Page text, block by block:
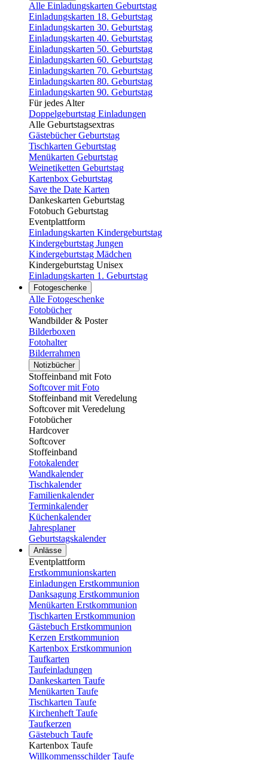
Alle Einladungskarten Geburtstag
Einladungskarten 18. Geburtstag
Einladungskarten 30. Geburtstag
Einladungskarten 40. Geburtstag
Einladungskarten 50. Geburtstag
Einladungskarten 60. Geburtstag
Einladungskarten 70. Geburtstag
Einladungskarten 80. Geburtstag
Einladungskarten 90. Geburtstag
Für jedes Alter
Doppelgeburtstag Einladungen
Alle Geburtstagsextras
Gästebücher Geburtstag
Tischkarten Geburtstag
Menükarten Geburtstag
Weinetiketten Geburtstag
Kartenbox Geburtstag
Save the Date Karten
Dankeskarten Geburtstag
Fotobuch Geburtstag
Eventplattform
Einladungskarten Kindergeburtstag
Kindergeburtstag Jungen
Kindergeburtstag Mädchen
Kindergeburtstag Unisex
Einladungskarten 1. Geburtstag
Fotogeschenke
Alle Fotogeschenke
Fotobücher
Wandbilder & Poster
Bilderboxen
Fotohalter
Bilderrahmen
Notizbücher
Stoffeinband mit Foto
Softcover mit Foto
Stoffeinband mit Veredelung
Softcover mit Veredelung
Fotobücher
Hardcover
Softcover
Stoffeinband
Fotokalender
Wandkalender
Tischkalender
Familienkalender
Terminkalender
Küchenkalender
Jahresplaner
Geburtstagskalender
Anlässe
Eventplattform
Erstkommunionskarten
Einladungen Erstkommunion
Danksagung Erstkommunion
Menükarten Erstkommunion
Tischkarten Erstkommunion
Gästebuch Erstkommunion
Kerzen Erstkommunion
Kartenbox Erstkommunion
Taufkarten
Taufeinladungen
Dankeskarten Taufe
Menükarten Taufe
Tischkarten Taufe
Kirchenheft Taufe
Taufkerzen
Gästebuch Taufe
Kartenbox Taufe
Willkommensschilder Taufe